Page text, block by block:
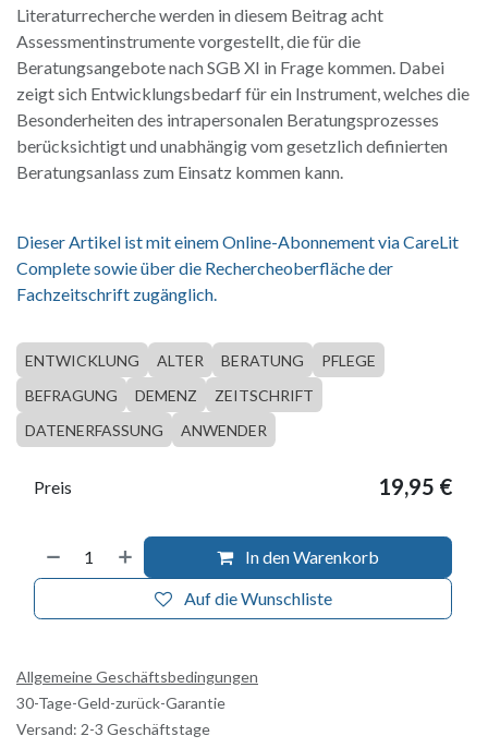
Literaturrecherche werden in diesem Beitrag acht
Assessmentinstrumente vorgestellt, die für die
Beratungsangebote nach SGB XI in Frage kommen. Dabei
zeigt sich Entwicklungsbedarf für ein Instrument, welches die
Besonderheiten des intrapersonalen Beratungsprozesses
berücksichtigt und unabhängig vom gesetzlich definierten
Beratungsanlass zum Einsatz kommen kann.
Dieser Artikel ist mit einem Online-Abonnement via CareLit
Complete sowie über die Rechercheoberfläche der
Fachzeitschrift zugänglich.
ENTWICKLUNG ALTER BERATUNG
PFLEGE
BEFRAGUNG
DEMENZ
ZEITSCHRIFT
DATENERFASSUNG
ANWENDER
In den Warenkorb
Auf die Wunschliste
Preis 19,95 €
Allgemeine Geschäftsbedingungen
30-Tage-Geld-zurück-Garantie
Versand: 2-3 Geschäftstage